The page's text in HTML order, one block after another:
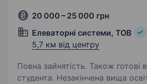
20 000 – 25 000 грн
Елеваторні системи, ТОВ
5,7 км від центру
Повна зайнятість. Також готові
студента. Незакінчена вища